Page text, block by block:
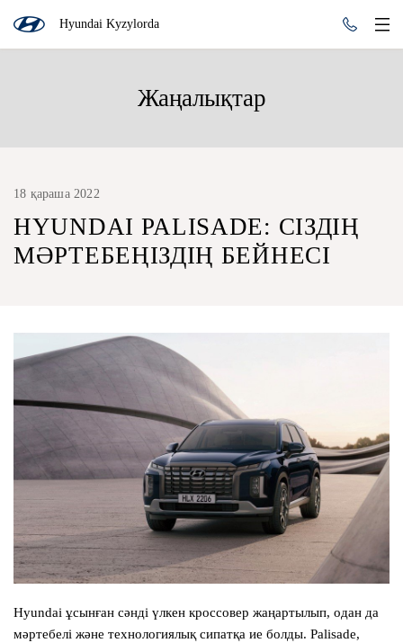
Hyundai Kyzylorda
Жаңалықтар
18 қараша 2022
HYUNDAI PALISADE: СІЗДІҢ
МӘРТЕБЕҢІЗДІҢ БЕЙНЕСІ
Hyundai ұсынған сәнді үлкен кроссовер жаңартылып, одан да
мәртебелі және технологиялық сипатқа ие болды. Palisade,